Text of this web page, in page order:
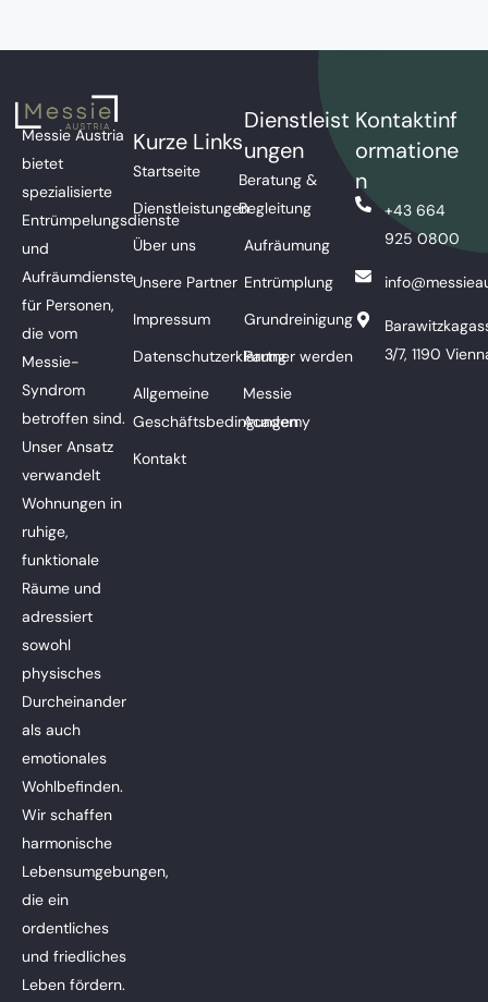
Messie Austria
bietet
spezialisierte
Entrümpelungsdienste
und
Aufräumdienste
für Personen,
die vom
Messie-
Syndrom
betroffen sind.
Unser Ansatz
verwandelt
Wohnungen in
ruhige,
funktionale
Räume und
adressiert
sowohl
physisches
Durcheinander
als auch
emotionales
Wohlbefinden.
Wir schaffen
harmonische
Lebensumgebungen,
die ein
ordentliches
und friedliches
Leben fördern.
Kurze Links
Startseite
Dienstleistungen
Über uns
Unsere Partner
Impressum
Datenschutzerklärung
Allgemeine
Geschäftsbedingungen
Kontakt
Dienstleist
ungen
Beratung &
Begleitung
Aufräumung
Entrümplung
Grundreinigung
Partner werden
Messie
Academy
Kontaktinf
ormatione
n
+43 664
925 0800
3/7, 1190